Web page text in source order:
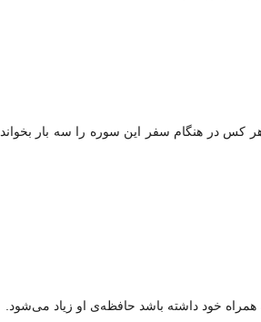
در هنگام سفر این سوره را سه بار بخواند
خود داشته باشد حافظه‌ی او زیاد می‌شود.